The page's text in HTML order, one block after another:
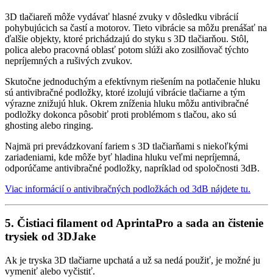
3D tlačiareň môže vydávať hlasné zvuky v dôsledku vibrácií
pohybujúcich sa častí a motorov. Tieto vibrácie sa môžu prenášať na
ďalšie objekty, ktoré prichádzajú do styku s 3D tlačiarňou. Stôl,
polica alebo pracovná oblasť potom slúži ako zosilňovač týchto
nepríjemných a rušivých zvukov.
Skutočne jednoduchým a efektívnym riešením na potlačenie hluku
sú antivibračné podložky, ktoré izolujú vibrácie tlačiarne a tým
výrazne znižujú hluk. Okrem zníženia hluku môžu antivibračné
podložky dokonca pôsobiť proti problémom s tlačou, ako sú
ghosting alebo ringing.
Najmä pri prevádzkovaní fariem s 3D tlačiarňami s niekoľkými
zariadeniami, kde môže byť hladina hluku veľmi nepríjemná,
odporúčame antivibračné podložky, napríklad od spoločnosti 3dB.
Viac informácií o antivibračných podložkách od 3dB nájdete tu.
5. Čistiaci filament od AprintaPro a sada an čistenie
trysiek od 3DJake
Ak je tryska 3D tlačiarne upchatá a už sa nedá použiť, je možné ju
vymeniť alebo vyčistiť.